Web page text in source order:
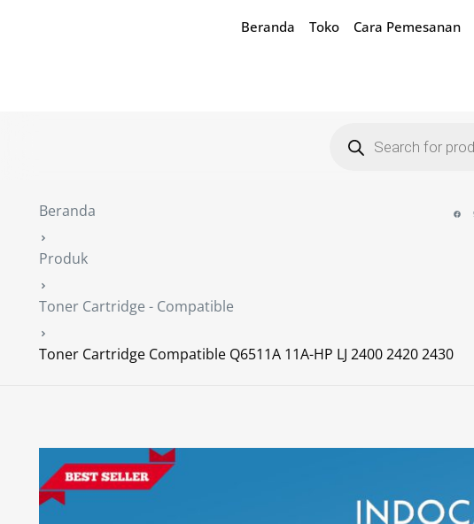
Beranda Toko Cara Pemesanan
Beranda
Produk
Toner Cartridge - Compatible
Toner Cartridge Compatible Q6511A 11A-HP LJ 2400 2420 2430